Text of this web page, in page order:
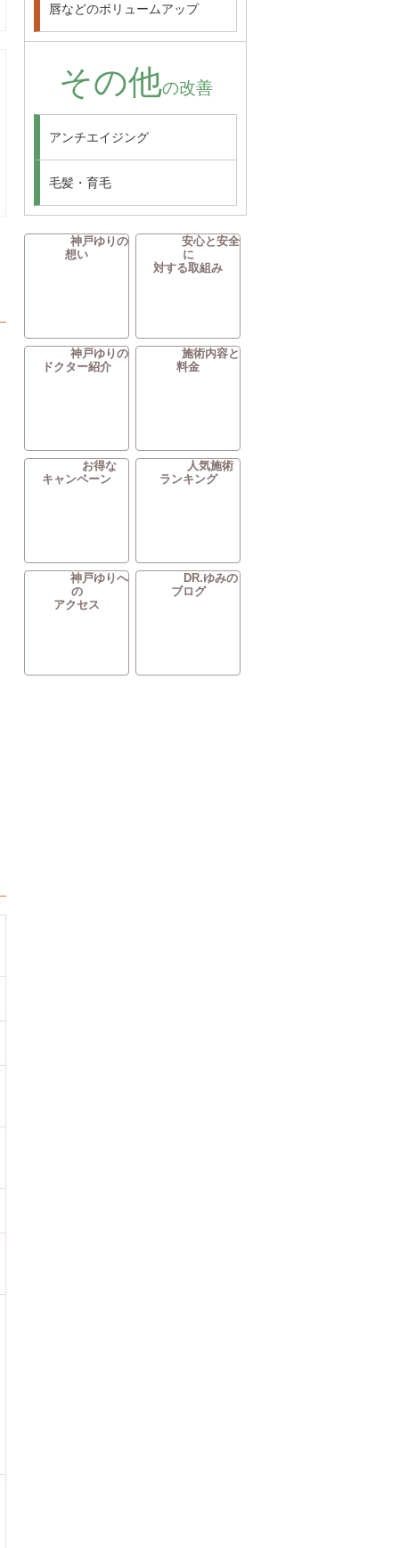
唇などのボリュームアップ
その他の改善
アンチエイジング
毛髪・育毛
神戸ゆりの
想い
安心と安全
に
対する取組み
神戸ゆりの
ドクター紹介
施術内容と
料金
お得な
キャンペーン
人気施術
ランキング
神戸ゆりへ
の
アクセス
DR.ゆみの
ブログ